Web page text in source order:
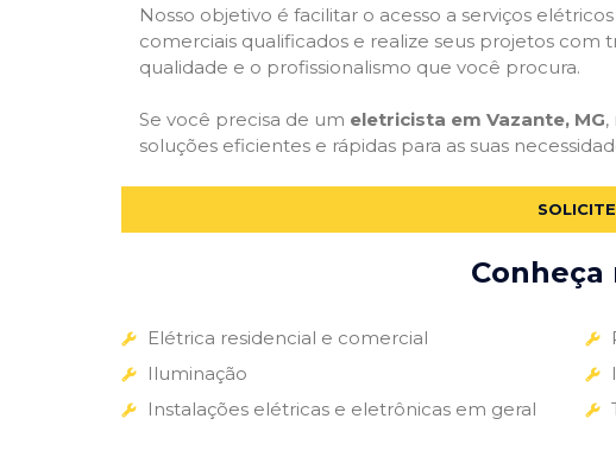
Nosso objetivo é facilitar o acesso a serviços
comerciais qualificados e realize seus projetos com
qualidade e o profissionalismo que você procura.
Se você precisa de um eletricista em Vazante, MG,
soluções eficientes e rápidas para as suas
Elétrica residencial e comercial
Iluminação
Instalações elétricas e eletrônicas em geral